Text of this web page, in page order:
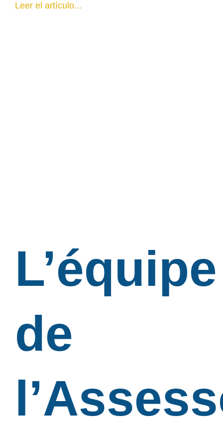
Leer el artículo...
L’équipe
de